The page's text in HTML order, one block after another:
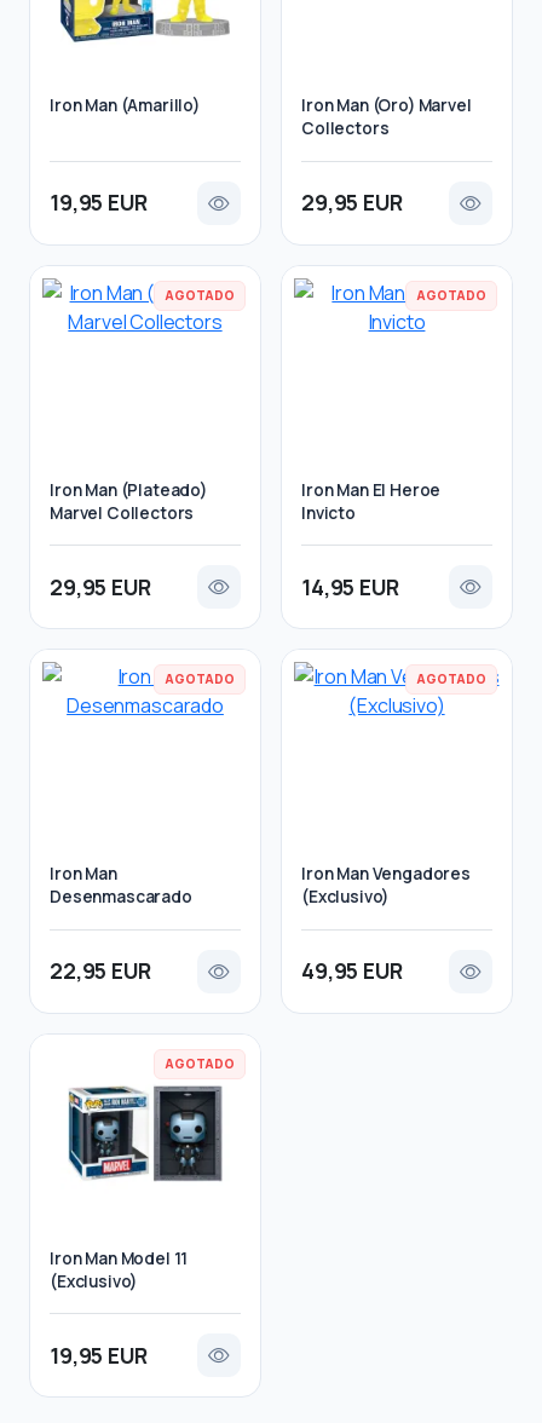
Iron Man (Amarillo)
19,95 EUR
Iron Man (Oro) Marvel
Collectors
29,95 EUR
AGOTADO
Iron Man (Plateado)
Marvel Collectors
29,95 EUR
AGOTADO
Iron Man El Heroe
Invicto
14,95 EUR
AGOTADO
Iron Man
Desenmascarado
22,95 EUR
AGOTADO
Iron Man Vengadores
(Exclusivo)
49,95 EUR
AGOTADO
Iron Man Model 11
(Exclusivo)
19,95 EUR